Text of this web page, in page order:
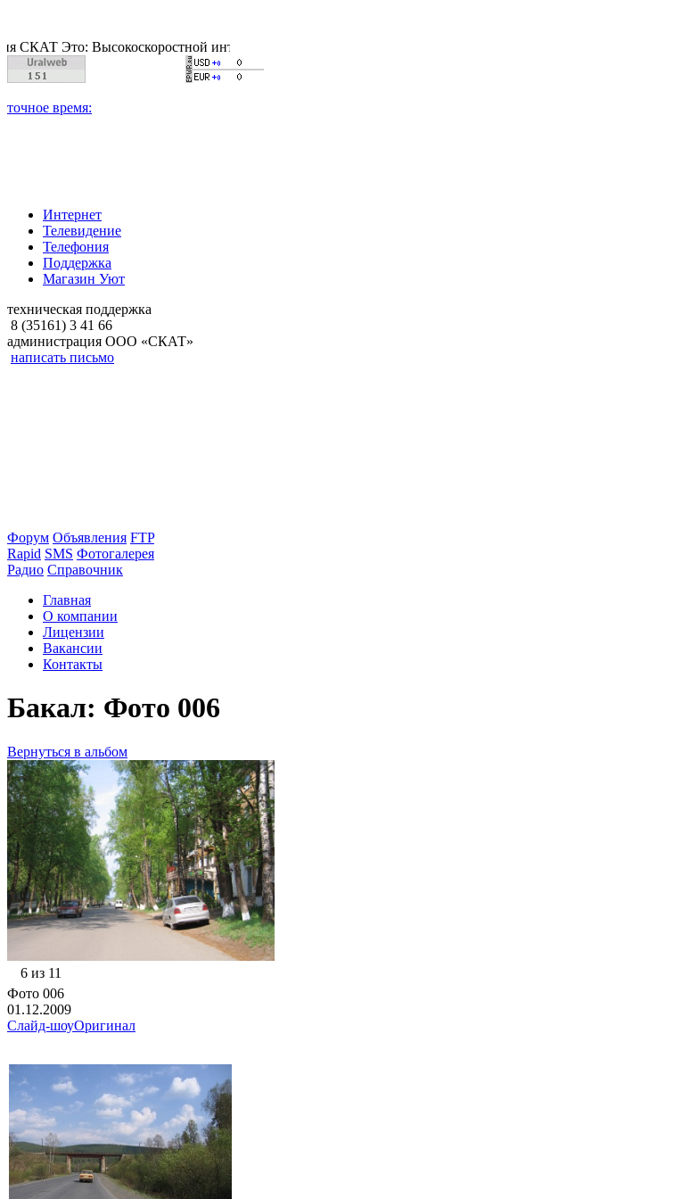
Это: Высокоскоростной интернет, качественное цифровое и кабельное телевиденье, надежное и быстрое
Интернет
Телевидение
Телефония
Поддержка
Магазин Уют
техническая поддержка
8 (35161) 3 41 66
администрация ООО «СКАТ»
написать письмо
Форум Объявления FTP
Rapid SMS Фотогалерея
Радио Справочник
Главная
О компании
Лицензии
Вакансии
Контакты
Бакал: Фото 006
Вернуться в альбом
6 из 11
Фото 006
01.12.2009
Слайд-шоуОригинал